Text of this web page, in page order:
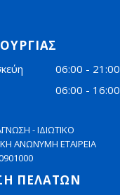
06:00 - 21:00
06:00 - 16:00
- ΙΔΙΩΤΙΚΟ
ΑΝΩΝΥΜΗ ΕΤΑΙΡΕΙΑ
ΠΕΛΑΤΩΝ